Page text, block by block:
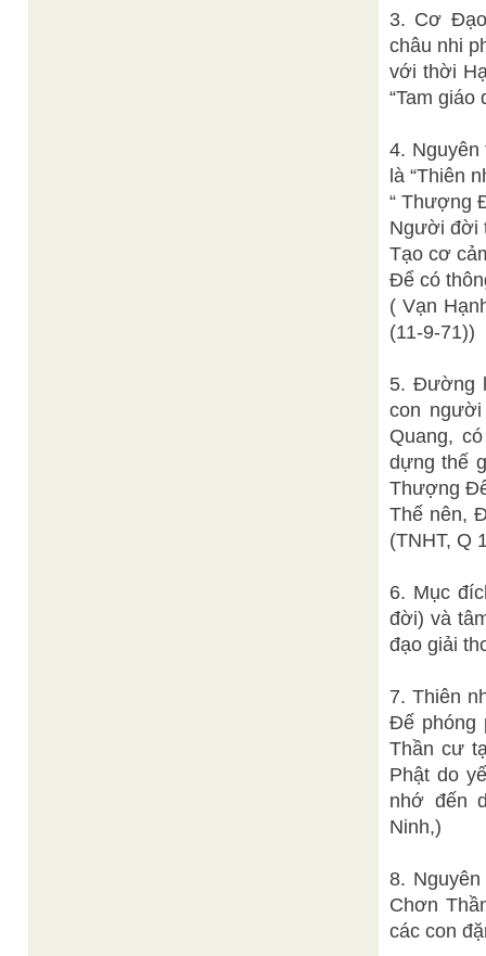
3. Cơ
châu nhi
với thời
“Tam giáo
4.
là “Thiên
“ Thượng
Người đời
Tạo cơ
Để có
( Vạn
(11-9-71))
5. Đường
con
Quang,
dựng thế
Thượng
Thế nên,
(TNHT, Q
6. Mục
đời) và
đạo giải
7. Thiên
Đế phóng
Thần cư
Phật do
nhớ đến
Ninh,)
8.
Chơn
các con